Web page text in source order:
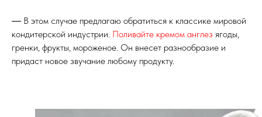
― В этом случае предлагаю обратиться к классике мировой
кондитерской индустрии. Поливайте кремом англез ягоды,
гренки, фрукты, мороженое. Он внесет разнообразие и
придаст новое звучание любому продукту.